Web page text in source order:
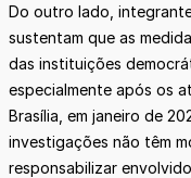
Do outro lado,
sustentam que as
das instituições
especialmente após os
Brasília, em janeiro de
investigações não têm
responsabilizar